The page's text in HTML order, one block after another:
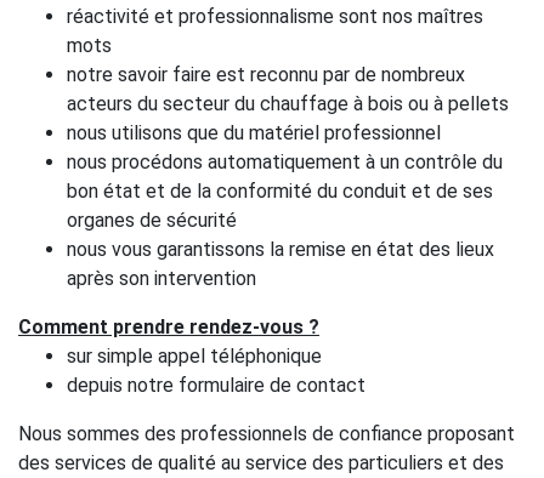
réactivité et professionnalisme sont nos maîtres
mots
notre savoir faire est reconnu par de nombreux
acteurs du secteur du chauffage à bois ou à pellets
nous utilisons que du matériel professionnel
nous procédons automatiquement à un contrôle du
bon état et de la conformité du conduit et de ses
organes de sécurité
nous vous garantissons la remise en état des lieux
après son intervention
Comment prendre rendez-vous ?
sur simple appel téléphonique
depuis notre formulaire de contact
Nous sommes des professionnels de confiance proposant
des services de qualité au service des particuliers et des